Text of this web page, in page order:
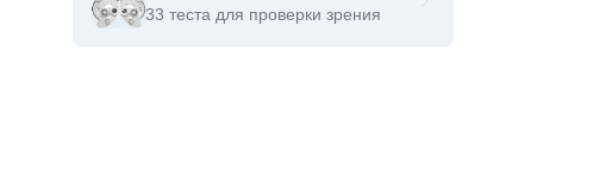
33 теста для проверки зрения